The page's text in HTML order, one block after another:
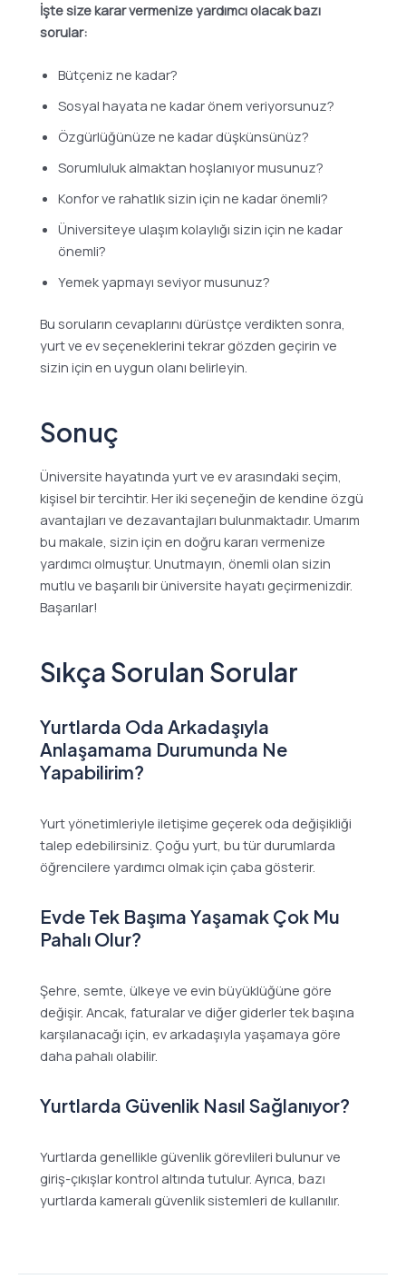
İşte size karar vermenize yardımcı olacak bazı
sorular:
Bütçeniz ne kadar?
Sosyal hayata ne kadar önem veriyorsunuz?
Özgürlüğünüze ne kadar düşkünsünüz?
Sorumluluk almaktan hoşlanıyor musunuz?
Konfor ve rahatlık sizin için ne kadar önemli?
Üniversiteye ulaşım kolaylığı sizin için ne kadar
önemli?
Yemek yapmayı seviyor musunuz?
Bu soruların cevaplarını dürüstçe verdikten sonra,
yurt ve ev seçeneklerini tekrar gözden geçirin ve
sizin için en uygun olanı belirleyin.
Sonuç
Üniversite hayatında yurt ve ev arasındaki seçim,
kişisel bir tercihtir. Her iki seçeneğin de kendine özgü
avantajları ve dezavantajları bulunmaktadır. Umarım
bu makale, sizin için en doğru kararı vermenize
yardımcı olmuştur. Unutmayın, önemli olan sizin
mutlu ve başarılı bir üniversite hayatı geçirmenizdir.
Başarılar!
Sıkça Sorulan Sorular
Yurtlarda Oda Arkadaşıyla
Anlaşamama Durumunda Ne
Yapabilirim?
Yurt yönetimleriyle iletişime geçerek oda değişikliği
talep edebilirsiniz. Çoğu yurt, bu tür durumlarda
öğrencilere yardımcı olmak için çaba gösterir.
Evde Tek Başıma Yaşamak Çok Mu
Pahalı Olur?
Şehre, semte, ülkeye ve evin büyüklüğüne göre
değişir. Ancak, faturalar ve diğer giderler tek başına
karşılanacağı için, ev arkadaşıyla yaşamaya göre
daha pahalı olabilir.
Yurtlarda Güvenlik Nasıl Sağlanıyor?
Yurtlarda genellikle güvenlik görevlileri bulunur ve
giriş-çıkışlar kontrol altında tutulur. Ayrıca, bazı
yurtlarda kameralı güvenlik sistemleri de kullanılır.